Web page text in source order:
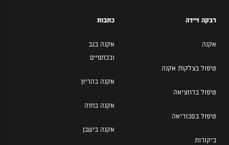
רבקה זיידה
אקנה
טיפול בצלקות אקנה
טיפול ברוזציאה
טיפול בסבוריאה
ביקורות
כתבות
אקנה בגב
ובכתפיים
אקנה בהריון
אקנה בחזה
אקנה בישבן